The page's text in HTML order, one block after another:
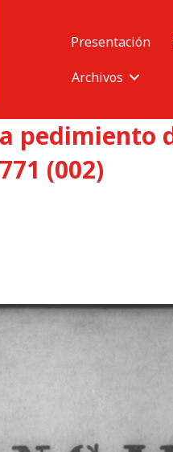
Presentación
Archivos
pedimiento
(002)